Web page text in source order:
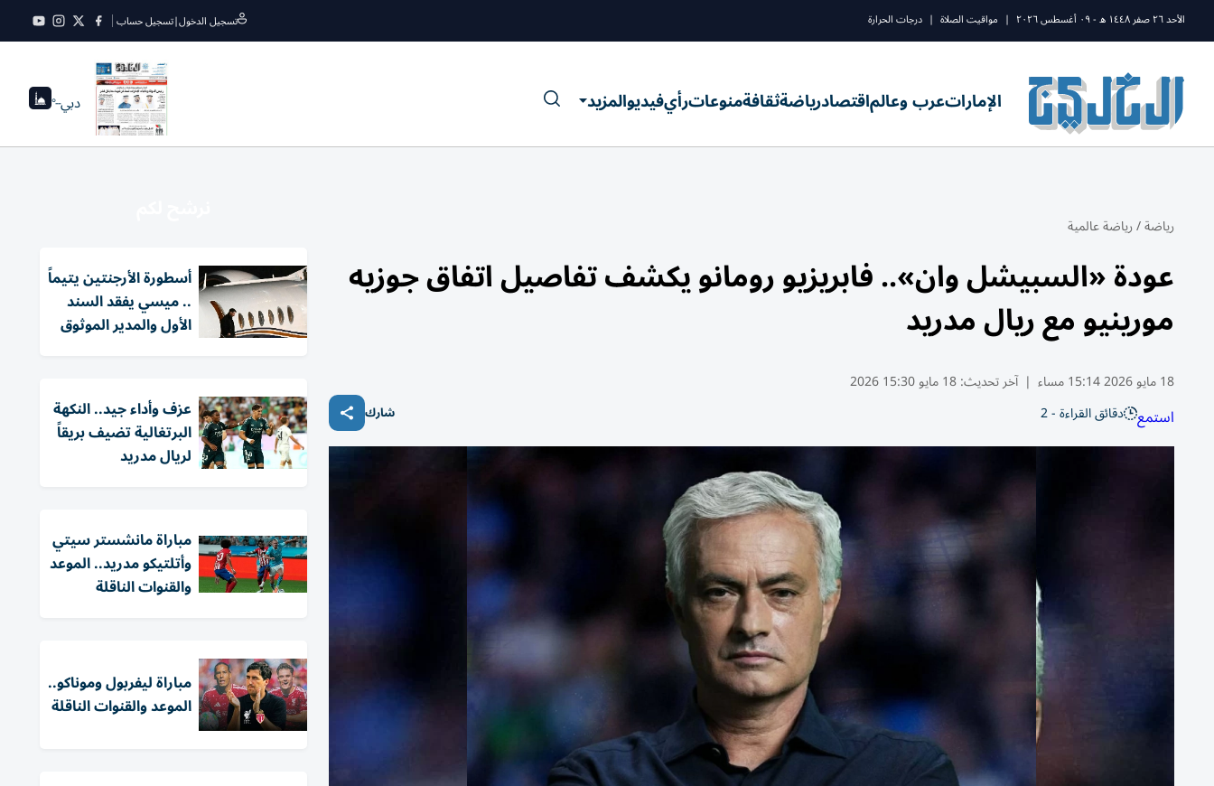
الأحد ٢٦ صفر ١٤٤٨ ه - ٠٩ أغسطس ٢٠٢٦ | مواقيت الصلاة | درجات الحرارة تسجيل الدخول|تسجيل حساب
الإماراتعرب وعالماقتصادرياضةثقافةمنوعاترأيفيديوالمزيد دبي--°
رياضة/رياضة عالمية
عودة «السبيشل وان».. فابريزيو رومانو يكشف تفاصيل اتفاق جوزيه
مورينيو مع ريال مدريد
18 مايو 2026 15:14 مساء | آخر تحديث:18 مايو 15:30 2026
استمع دقائق القراءة - 2 شارك
أسطورة الأرجنتين يتيماً
.. ميسي يفقد السند
الأول والمدير الموثوق
عزف وأداء جيد.. النكهة
البرتغالية تضيف بريقاً
لريال مدريد
مباراة مانشستر سيتي
وأتلتيكو مدريد.. الموعد
والقنوات الناقلة
مباراة ليفربول وموناكو..
الموعد والقنوات الناقلة